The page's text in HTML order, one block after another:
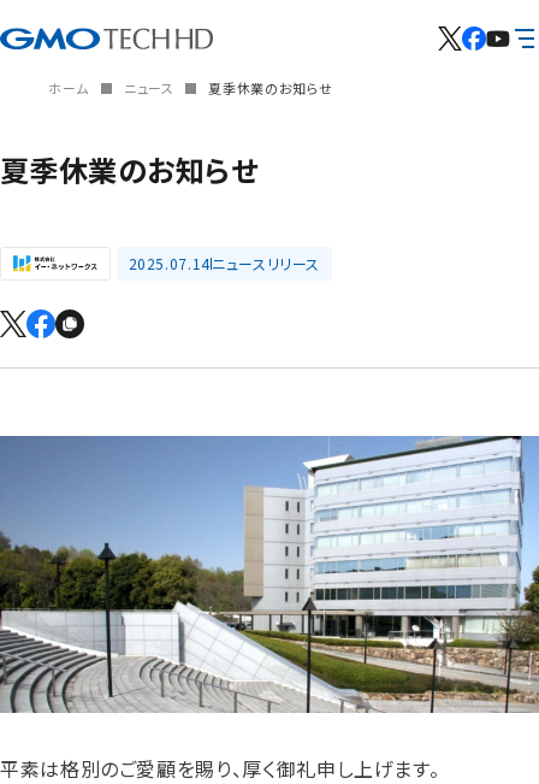
ホーム ニュース 夏季休業のお知らせ
夏季休業のお知らせ
2025.07.14ニュースリリース
平素は格別のご愛顧を賜り、厚く御礼申し上げます。